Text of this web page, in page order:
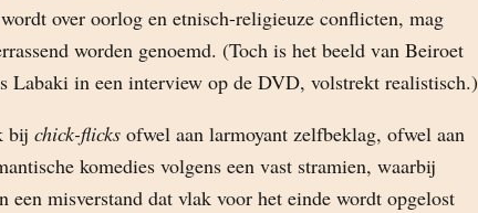
over oorlog en etnisch-religieuze conflicten, mag
worden genoemd. (Toch is het beeld van Beiroet
Labaki in een interview op de DVD, volstrekt realistisch.)
bij chick-flicks ofwel aan larmoyant zelfbeklag, ofwel aan
komedies volgens een vast stramien, waarbij
een misverstand dat vlak voor het einde wordt opgelost